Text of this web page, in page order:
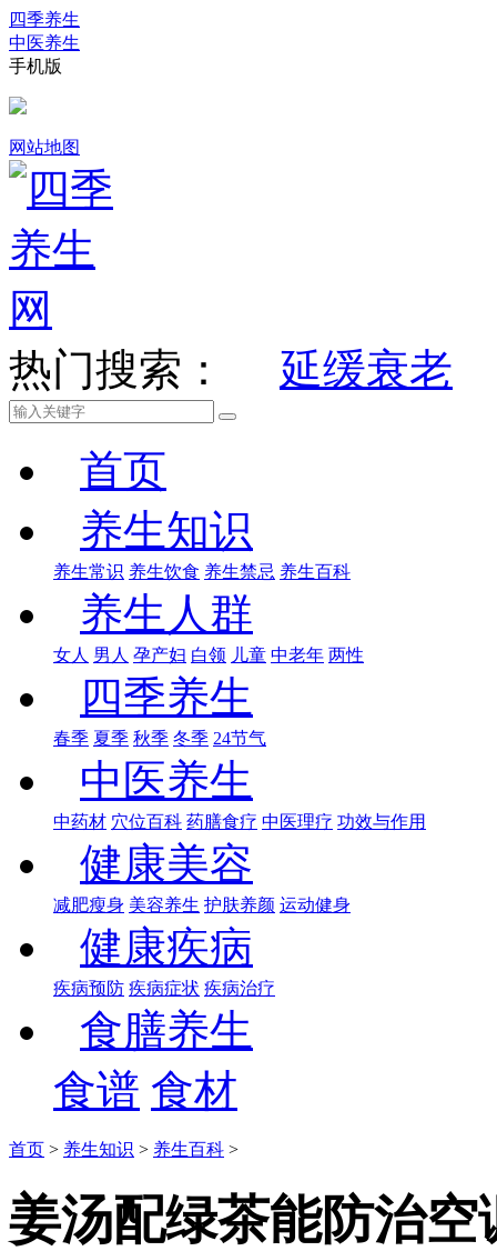
四季养生
中医养生
手机版
网站地图
热门搜索： 延缓衰老
首页
养生知识
养生常识 养生饮食 养生禁忌 养生百科
养生人群
女人 男人 孕产妇 白领 儿童 中老年 两性
四季养生
春季 夏季 秋季 冬季 24节气
中医养生
中药材 穴位百科 药膳食疗 中医理疗 功效与作用
健康美容
减肥瘦身 美容养生 护肤养颜 运动健身
健康疾病
疾病预防 疾病症状 疾病治疗
食膳养生
食谱 食材
首页 > 养生知识 > 养生百科 >
姜汤配绿茶能防治空